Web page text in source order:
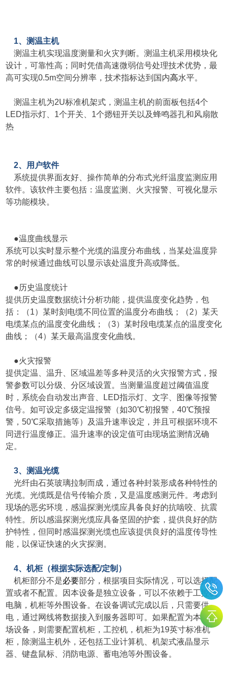
1、测温主机
测温主机实现温度测量和火灾判断。测温主机采用模块化
设计，可靠性高；同时凭借高速微弱信号处理技术优势，最
高可实现0.5m空间分辨率，技术指标达到国内高水平。
测温主机为2U标准机架式，测温主机的前面板包括4个
LED指示灯、1个开关、1个摁钮开关以及蜂鸣器孔和风扇散
热
2、用户软件
系统提供界面友好、操作简单的分布式光纤温度监测应用
软件。该软件主要包括：温度监测、火灾报警、可视化显示
等功能模块。
●温度曲线显示
系统可以实时显示整个光缆的温度分布曲线，当某处温度异
常的时候通过曲线可以显示该处温度升高或降低。
●历史温度统计
提供历史温度数据统计分析功能，提供温度变化趋势，包
括：（1）某时刻电缆不同位置的温度分布曲线；（2）某天
电缆某点的温度变化曲线；（3）某时段电缆某点的温度变化
曲线；（4）某天最高温度变化曲线。
●火灾报警
提供定温、温升、区域温差等多种灵活的火灾报警方式，报
警参数可以分级、分区域设置。当测量温度超过阈值温度
时，系统会自动发出声音、LED指示灯、文字、图像等报警
信号。如可设定多级定温报警（如30℃初报警，40℃预报
警，50℃采取措施等）及温升速率设定，并且可根据环境不
同进行温度修正。温升速率的设定值可由现场监测情况确
定。
3、测温光缆
光纤由石英玻璃拉制而成，通过各种封装形成各种特性的
光缆。光缆既是信号传输介质，又是温度感测元件。考虑到
现场的恶劣环境，感温探测光缆应具备良好的抗啮咬、抗震
特性。所以感温探测光缆应具备坚固的护套，提供良好的防
护特性，但同时感温探测光缆也应该提供良好的温度传导性
能，以保证快速的火灾探测。
4、机柜（根据实际选配/定制）
机柜部分不是必要部分，根据项目实际情况，可以选择配
置或者不配置。因本设备是独立设备，可以不依赖于工控机
电脑，机柜等外围设备。在设备调试完成以后，只需要供
电，通过网线将数据接入到服务器即可。如果配置为本地现
场设备，则需要配置机柜，工控机，机柜为19英寸标准机
柜，除测温主机外，还包括工业计算机、机架式液晶显示
器、键盘鼠标、消防电源、蓄电池等外围设备。